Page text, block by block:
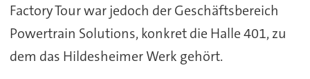
Factory Tour war jedoch der Geschäftsbereich
Powertrain Solutions, konkret die Halle 401, zu
dem das Hildesheimer Werk gehört.